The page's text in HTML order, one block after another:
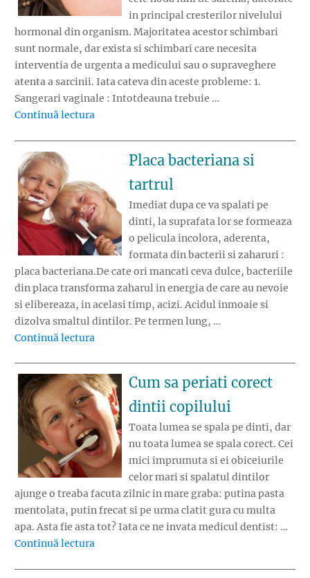
in principal cresterilor nivelului
hormonal din organism. Majoritatea acestor schimbari
sunt normale, dar exista si schimbari care necesita
interventia de urgenta a medicului sau o supraveghere
atenta a sarcinii. Iata cateva din aceste probleme: 1.
Sangerari vaginale : Intotdeauna trebuie …
Continuă lectura
Placa bacteriana si
tartrul
Imediat dupa ce va spalati pe
dinti, la suprafata lor se formeaza
o pelicula incolora, aderenta,
formata din bacterii si zaharuri :
placa bacteriana.De cate ori mancati ceva dulce, bacteriile
din placa transforma zaharul in energia de care au nevoie
si elibereaza, in acelasi timp, acizi. Acidul inmoaie si
dizolva smaltul dintilor. Pe termen lung, …
Continuă lectura
Cum sa periati corect
dintii copilului
Toata lumea se spala pe dinti, dar
nu toata lumea se spala corect. Cei
mici imprumuta si ei obiceiurile
celor mari si spalatul dintilor
ajunge o treaba facuta zilnic in mare graba: putina pasta
mentolata, putin frecat si pe urma clatit gura cu multa
apa. Asta fie asta tot? Iata ce ne invata medicul dentist: …
Continuă lectura